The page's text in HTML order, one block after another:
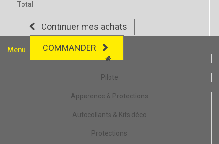
Total
Continuer mes achats
COMMANDER
Menu
Pilote
Apparence & Protections
Autocollants & Kits déco
Protections